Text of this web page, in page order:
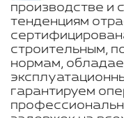
производстве и
тенденциям
строительным,
нормам,
гарантируем